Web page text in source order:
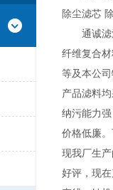
除尘滤芯
通诚滤清
纤维复合
等及本公
产品滤料
纳污能力
价格低廉
现我厂生
好评，现